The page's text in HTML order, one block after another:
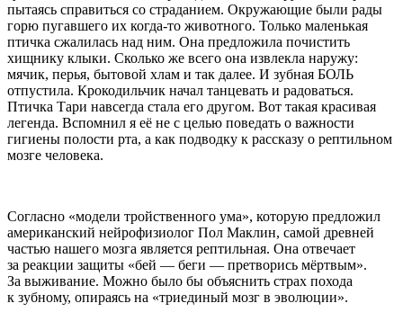
пытаясь справиться со страданием. Окружающие были рады
горю пугавшего их когда-то животного. Только маленькая
птичка сжалилась над ним. Она предложила почистить
хищнику клыки. Сколько же всего она извлекла наружу:
мячик, перья, бытовой хлам и так далее. И зубная БОЛЬ
отпустила. Крокодильчик начал танцевать и радоваться.
Птичка Тари навсегда стала его другом. Вот такая красивая
легенда. Вспомнил я её не с целью поведать о важности
гигиены полости рта, а как подводку к рассказу о рептильном
мозге человека.
Согласно «модели тройственного ума», которую предложил
американский нейрофизиолог Пол Маклин, самой древней
частью нашего мозга является рептильная. Она отвечает
за реакции защиты «бей — беги — претворись мёртвым».
За выживание. Можно было бы объяснить страх похода
к зубному, опираясь на «триединый мозг в эволюции».